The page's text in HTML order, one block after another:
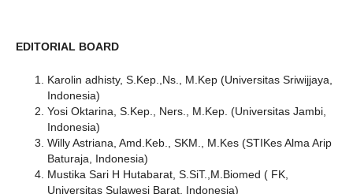
EDITORIAL BOARD
Karolin adhisty, S.Kep.,Ns., M.Kep (Universitas Sriwijjaya,
Indonesia)
Yosi Oktarina, S.Kep., Ners., M.Kep. (Universitas Jambi,
Indonesia)
Willy Astriana, Amd.Keb., SKM., M.Kes (STIKes Alma Arip
Baturaja, Indonesia)
Mustika Sari H Hutabarat, S.SiT.,M.Biomed ( FK,
Universitas Sulawesi Barat, Indonesia)